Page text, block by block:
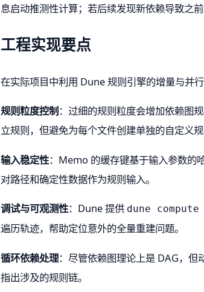
息启动推测性计算；若后续发现新依赖导致之
工程实现要点
在实际项目中利用 Dune 规则引擎的增量与并
规则粒度控制：过细的规则粒度会增加依赖图
立规则，但避免为每个文件创建单独的自定义规
输入稳定性：Memo 的缓存键基于输入参数的
对路径和确定性数据作为规则输入。
调试与可观测性：Dune 提供 dune
遍历轨迹，帮助定位意外的全量重建问题。
循环依赖处理：尽管依赖图理论上是 DAG，但
指出涉及的规则链。